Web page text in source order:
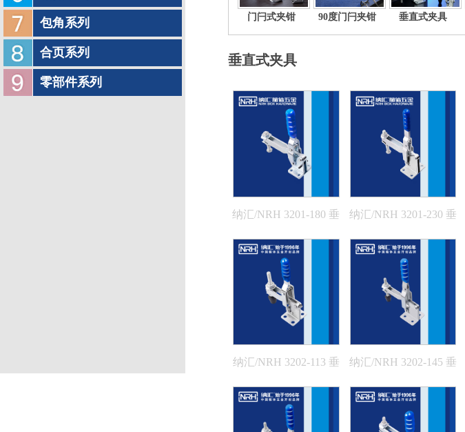
包角系列
合页系列
零部件系列
门闩式夹钳 90度门闩夹钳 垂直式夹具
垂直式夹具
纳汇/NRH 3201-180 垂
纳汇/NRH 3201-230 垂
纳汇/NRH 3202-113 垂
纳汇/NRH 3202-145 垂